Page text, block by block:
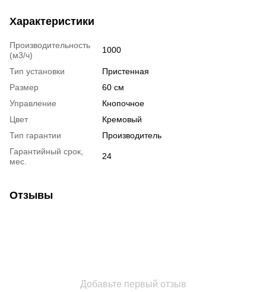
Характеристики
Производительность
(м3/ч)
1000
Тип установки
Пристенная
Размер
60 см
Управление
Кнопочное
Цвет
Кремовый
Тип гарантии
Производитель
Гарантийный срок,
мес.
24
Отзывы
Добавьте первый отзыв